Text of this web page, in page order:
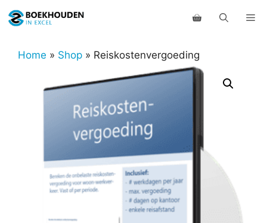
naar
inhoudHome » Shop » Reiskostenvergoeding